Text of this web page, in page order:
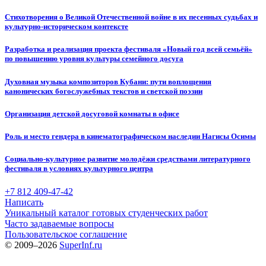
Стихотворения о Великой Отечественной войне в их песенных судьбах и
культурно-историческом контексте
Разработка и реализация проекта фестиваля «Новый год всей семьёй»
по повышению уровня культуры семейного досуга
Духовная музыка композиторов Кубани: пути воплощения
канонических богослужебных текстов и светской поэзии
Организация детской досуговой комнаты в офисе
Роль и место гендера в кинематографическом наследии Нагисы Осимы
Социально-культурное развитие молодёжи средствами литературного
фестиваля в условиях культурного центра
+7 812 409-47-42
Написать
Уникальный каталог готовых студенческих работ
Часто задаваемые вопросы
Пользовательское соглашение
© 2009–2026 SuperInf.ru